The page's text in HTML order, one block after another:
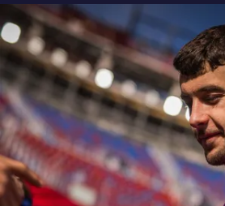
plusicon
label.aria.plus
バルサアカデミー
plusicon
label.aria.plus
10年毎
PLUSICON
LABEL.ARIA.PLUS
トップチーム
女子サッカー
plusicon
label.aria.plus
スケジュール
バルサAtlètic
plusicon
label.aria.plus